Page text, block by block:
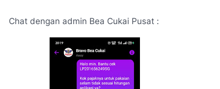
Chat dengan admin Bea Cukai Pusat :